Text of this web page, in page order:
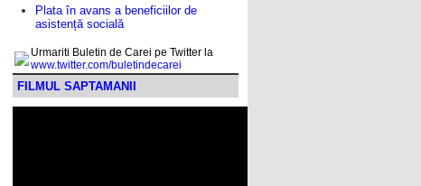
Plata în avans a beneficiilor de
asistență socială
Urmariti Buletin de Carei pe Twitter la
www.twitter.com/buletindecarei
FILMUL SAPTAMANII